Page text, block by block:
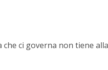
ci governa non tiene alla